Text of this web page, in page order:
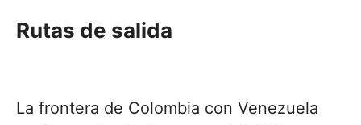
Rutas de salida
La frontera de Colombia con Venezuela